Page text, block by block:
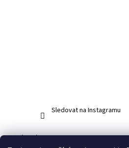
Sledovat na Instagramu
Facebook